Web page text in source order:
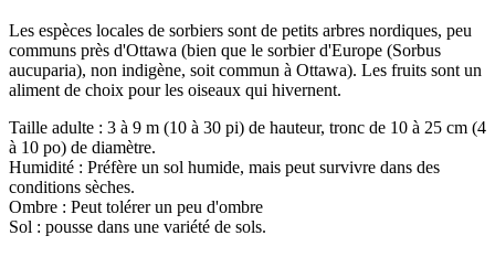
Les espèces locales de sorbiers sont de petits arbres nordiques, peu
communs près d'Ottawa (bien que le sorbier d'Europe (Sorbus
aucuparia), non indigène, soit commun à Ottawa). Les fruits sont un
aliment de choix pour les oiseaux qui hivernent.
Taille adulte : 3 à 9 m (10 à 30 pi) de hauteur, tronc de 10 à 25 cm (4
à 10 po) de diamètre.
Humidité : Préfère un sol humide, mais peut survivre dans des
conditions sèches.
Ombre : Peut tolérer un peu d'ombre
Sol : pousse dans une variété de sols.